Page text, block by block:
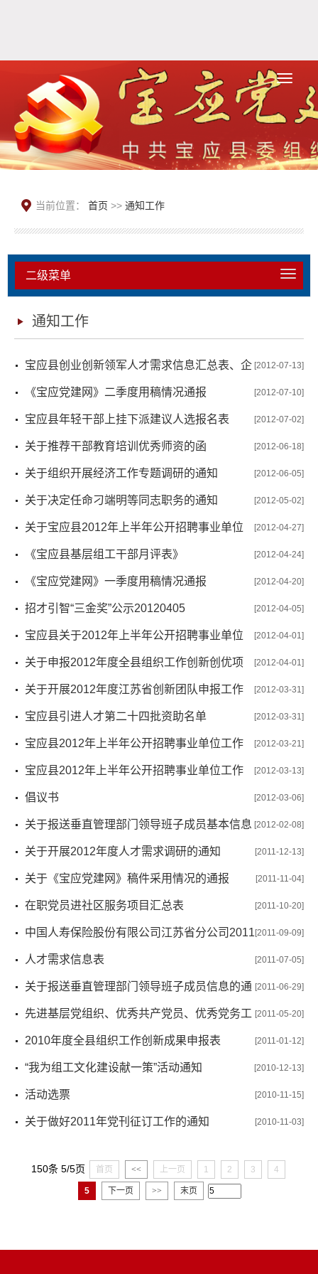
当前位置： 首页 >> 通知工作
二级菜单
通知工作
[2012-07-13]
宝应县创业创新领军人才需求信息汇总表、企
业技术难题信息汇总表 [2012-07-10]
《宝应党建网》二季度用稿情况通报
[2012-07-02]
宝应县年轻干部上挂下派建议人选报名表
[2012-06-18]
关于推荐干部教育培训优秀师资的函
[2012-06-05]
关于组织开展经济工作专题调研的通知
[2012-05-02]
关于决定任命刁端明等同志职务的通知
[2012-04-27]
关于宝应县2012年上半年公开招聘事业单位
工作人员公共科目笔试最低合格线的通知 [2012-04-24]
《宝应县基层组工干部月评表》
[2012-04-20]
《宝应党建网》一季度用稿情况通报
[2012-04-05]
招才引智“三金奖”公示20120405
[2012-04-01]
宝应县关于2012年上半年公开招聘事业单位
工作人员取消未达开考要求职位计划的通知 [2012-04-01]
关于申报2012年度全县组织工作创新创优项
目的通知 [2012-03-31]
关于开展2012年度江苏省创新团队申报工作
的通知 [2012-03-31]
宝应县引进人才第二十四批资助名单
[2012-03-21]
宝应县2012年上半年公开招聘事业单位工作
人员咨询电话 [2012-03-13]
宝应县2012年上半年公开招聘事业单位工作
人员简章 [2012-03-06]
倡议书
[2012-02-08]
关于报送垂直管理部门领导班子成员基本信息
的通知 [2011-12-13]
关于开展2012年度人才需求调研的通知
[2011-11-04]
关于《宝应党建网》稿件采用情况的通报
[2011-10-20]
在职党员进社区服务项目汇总表
[2011-09-09]
中国人寿保险股份有限公司江苏省分公司2011
年大学生村官招聘启事 [2011-07-05]
人才需求信息表
[2011-06-29]
关于报送垂直管理部门领导班子成员信息的通
知 [2011-05-20]
先进基层党组织、优秀共产党员、优秀党务工
作者等登记表 [2011-01-12]
2010年度全县组织工作创新成果申报表
[2010-12-13]
“我为组工文化建设献一策”活动通知
[2010-11-15]
活动选票
[2010-11-03]
关于做好2011年党刊征订工作的通知
150条 5/5页 首页 << 上一页 1 2 3 4
5 下一页 >> 末页